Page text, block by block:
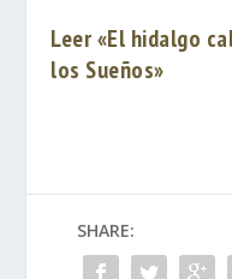
Leer «El hidalgo
los Sueños»
SHARE: